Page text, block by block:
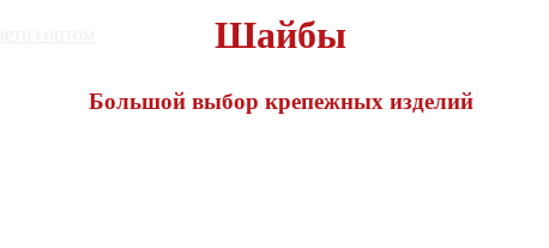
Шайбы
Большой выбор крепежных изделий